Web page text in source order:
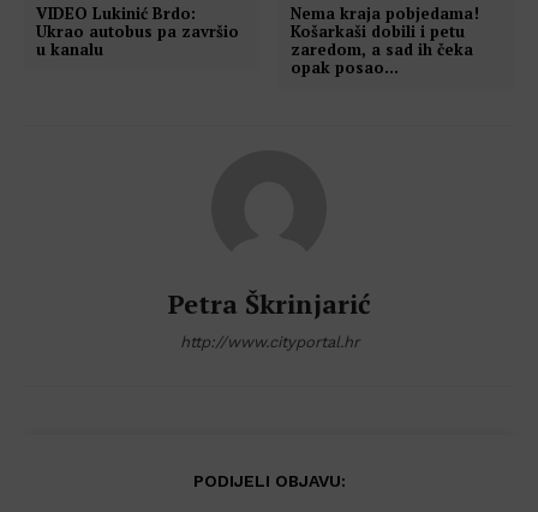
VIDEO Lukinić Brdo:
Ukrao autobus pa završio
u kanalu
Nema kraja pobjedama!
Košarkaši dobili i petu
zaredom, a sad ih čeka
opak posao…
Petra Škrinjarić
http://www.cityportal.hr
PODIJELI OBJAVU: